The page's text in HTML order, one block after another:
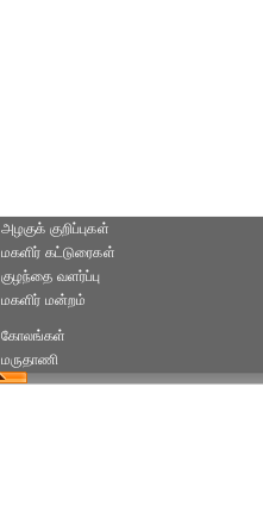
அழகுக் குறிப்புகள்
மகளிர் கட்டுரைகள்
குழந்தை வளர்ப்பு
மகளிர் மன்றம்
கோலங்கள்
மருதாணி